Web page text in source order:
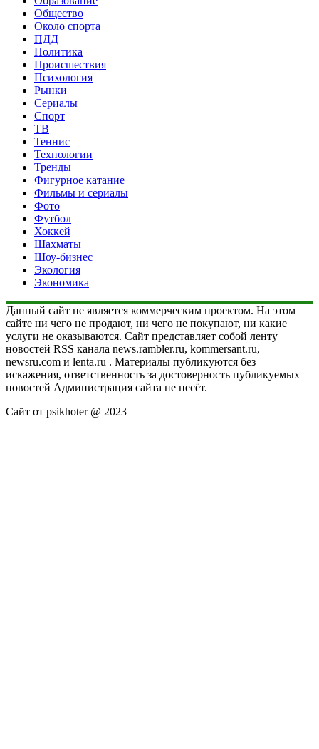
Общество
Около спорта
ПДД
Политика
Происшествия
Психология
Рынки
Сериалы
Спорт
ТВ
Теннис
Технологии
Тренды
Фигурное катание
Фильмы и сериалы
Фото
Футбол
Хоккей
Шахматы
Шоу-бизнес
Экология
Экономика
Данный сайт не является коммерческим проектом. На этом
сайте ни чего не продают, ни чего не покупают, ни какие
услуги не оказываются. Сайт представляет собой ленту
новостей RSS канала news.rambler.ru, kommersant.ru,
newsru.com и lenta.ru . Материалы публикуются без
искажения, ответственность за достоверность публикуемых
новостей Администрация сайта не несёт.
Сайт от psikhoter @ 2023